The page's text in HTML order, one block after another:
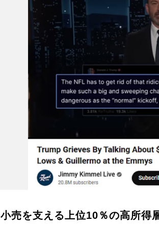
小売を支える上位10％の高所得